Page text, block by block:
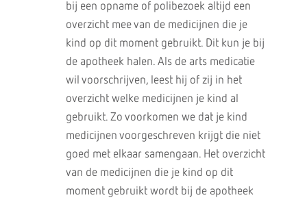
bij een opname of polibezoek altijd een
overzicht mee van de medicijnen die je
kind op dit moment gebruikt. Dit kun je bij
de apotheek halen. Als de arts medicatie
wil voorschrijven, leest hij of zij in het
overzicht welke medicijnen je kind al
gebruikt. Zo voorkomen we dat je kind
medicijnen voorgeschreven krijgt die niet
goed met elkaar samengaan. Het overzicht
van de medicijnen die je kind op dit
moment gebruikt wordt bij de apotheek